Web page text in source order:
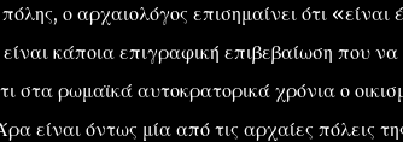
ο αρχαιολόγος επισημαίνει ότι
κάποια επιγραφική επιβεβαίωση που
στα ρωμαϊκά αυτοκρατορικά χρόνια ο
είναι όντως μία από τις αρχαίες πόλεις